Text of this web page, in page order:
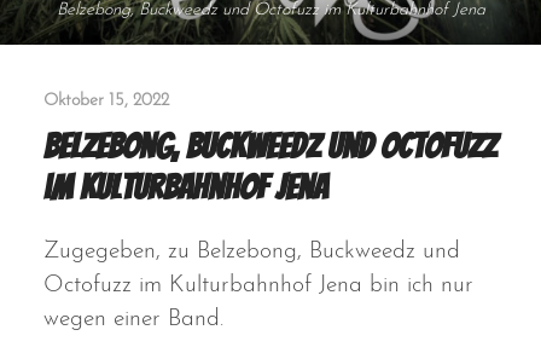
Belzebong, Buckweedz und Octofuzz im Kulturbahnhof Jena
Oktober 15, 2022
Belzebong, Buckweedz und Octofuzz
im Kulturbahnhof Jena
Zugegeben, zu Belzebong, Buckweedz und
Octofuzz im Kulturbahnhof Jena bin ich nur
wegen einer Band.